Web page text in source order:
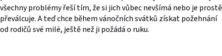
všechny problémy řeší tím, že si jich vůbec nevšímá nebo je prostě
převálcuje. A teď chce během vánočních svátků získat požehnání
od rodičů své milé, ještě než ji požádá o ruku.